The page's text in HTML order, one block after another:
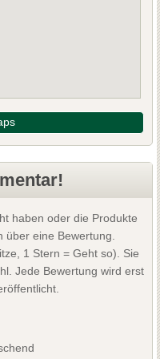
haben oder die Produkte
eine Bewertung.
1 Stern = Geht so). Sie
Jede Bewertung wird erst